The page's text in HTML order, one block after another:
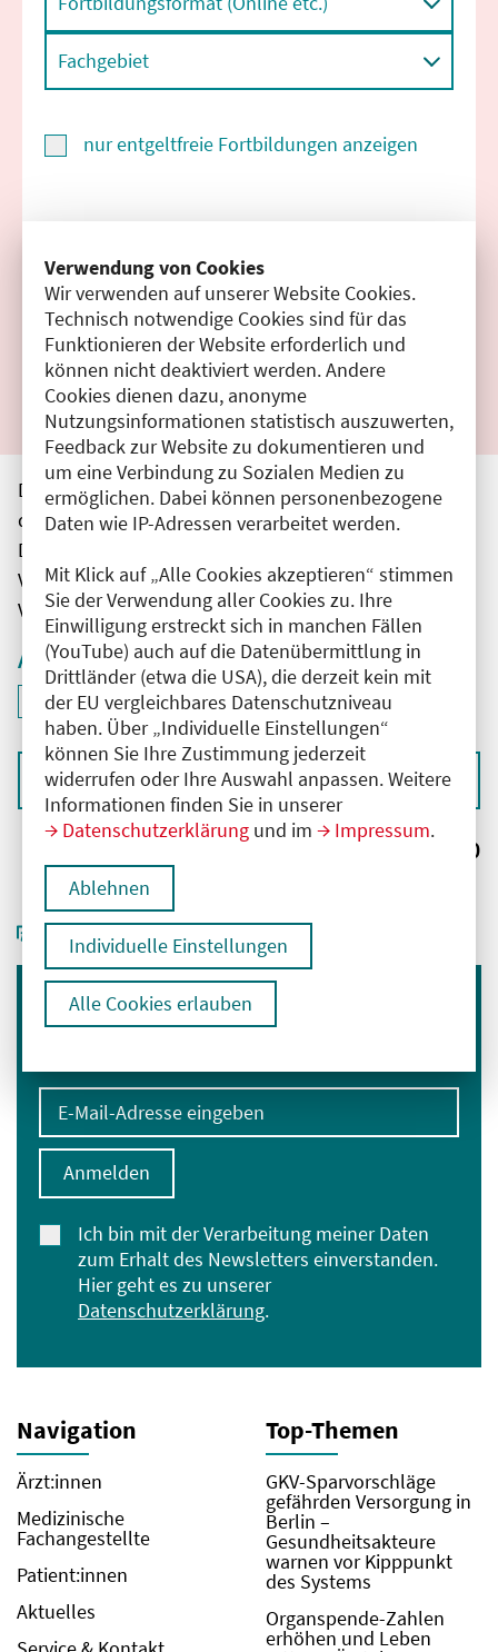
Verwendung von Cookies
Wir verwenden auf unserer Website Cookies.
Technisch notwendige Cookies sind für das
Funktionieren der Website erforderlich und
können nicht deaktiviert werden. Andere
Cookies dienen dazu, anonyme
Nutzungsinformationen statistisch auszuwerten,
Feedback zur Website zu dokumentieren und
um eine Verbindung zu Sozialen Medien zu
ermöglichen. Dabei können personenbezogene
Daten wie IP-Adressen verarbeitet werden.
Mit Klick auf „Alle Cookies akzeptieren“ stimmen
Sie der Verwendung aller Cookies zu. Ihre
Einwilligung erstreckt sich in manchen Fällen
(YouTube) auch auf die Datenübermittlung in
Drittländer (etwa die USA), die derzeit kein mit
der EU vergleichbares Datenschutzniveau
haben. Über „Individuelle Einstellungen“
können Sie Ihre Zustimmung jederzeit
widerrufen oder Ihre Auswahl anpassen. Weitere
Informationen finden Sie in unserer
Datenschutzerklärung und im Impressum.
Ablehnen
Individuelle Einstellungen
Alle Cookies erlauben
Fachgebiet
nur entgeltfreie Fortbildungen anzeigen
Filter zurücksetzen
Ergebnisse drucken
Die hier aufgeführten Veranstaltungen entsprechen
den unmittelbar vom Veranstalter getätigten Angaben.
Die Ärztekammer Berlin übernimmt keine
Verantwortung für den Inhalt, die Haftung obliegt dem
Veranstalter.
Aktive Filter
Filter
ID: ANT-2501672
deaktivieren und Suchergebnisse neu laden
Sortieren nach
Ergebnisse: 0
Immer informiert bleiben
E-Mail-Adresse eingeben
Ich bin mit der Verarbeitung meiner Daten
zum Erhalt des Newsletters einverstanden.
Hier geht es zu unserer
Datenschutzerklärung.
Anmelden
Navigation
Ärzt:innen
Medizinische
Fachangestellte
Patient:innen
Aktuelles
Top-Themen
GKV-Sparvorschläge
gefährden Versorgung in
Berlin –
Gesundheitsakteure
warnen vor Kipppunkt
des Systems
Organspende-Zahlen
erhöhen und Leben